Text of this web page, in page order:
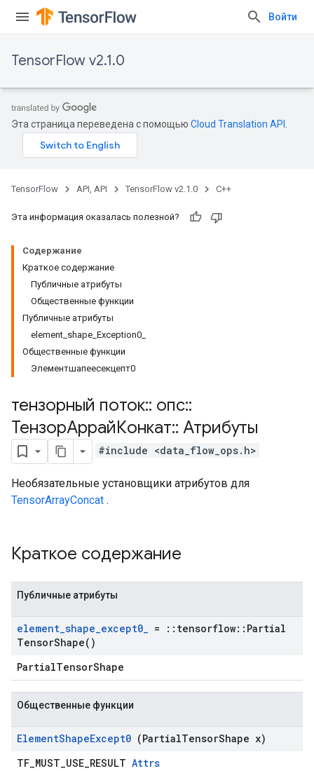
Войти
TensorFlow v2.1.0
Эта страница переведена с помощью Cloud Translation API
TensorFlow API, API TensorFlow v2.1.0 C++
Эта информация оказалась полезной?
Содержание
Краткое содержание
Публичные атрибуты
Общественные функции
Публичные атрибуты
element_shape_Exception0_
Общественные функции
Элементшапеесекцепт0
тензорный поток:: опс::
ТензорАррайКонкат:: Атрибуты
#include <data_flow_ops.h>
Необязательные установщики атрибутов для
TensorArrayConcat .
Краткое содержание
Публичные атрибуты
element_shape_except0_ = :: tensorflow:: Partial
TensorShape( )
PartialTensorShape
Общественные функции
ElementShapeExcept0 (PartialTensorShape x)
TF_MUST_USE_RESULT Attrs